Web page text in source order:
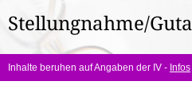
hier:
Stellungnahme/
Inhalte beruhen auf Angaben der IV - Infos